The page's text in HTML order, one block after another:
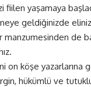
fiilen yaşamaya
geldiğinizde
manzumesinden de
on köşe yazarlarına
hükümlü ve